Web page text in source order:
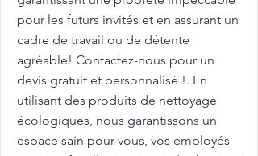
pour les futurs invités et en assurant un
cadre de travail ou de détente
agréable! Contactez-nous pour un
devis gratuit et personnalisé !. En
utilisant des produits de nettoyage
écologiques, nous garantissons un
espace sain pour vous, vos employés